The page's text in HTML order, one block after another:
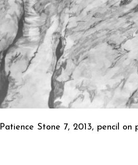
Patience Stone 7, 2013, pencil on